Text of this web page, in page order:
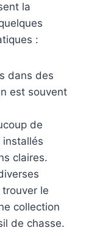
la
:
dans des
est souvent
de
claires.
le
collection
de chasse.